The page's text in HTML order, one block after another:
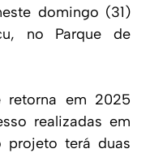
domingo (31)
no Parque de
retorna em 2025
realizadas em
projeto terá duas